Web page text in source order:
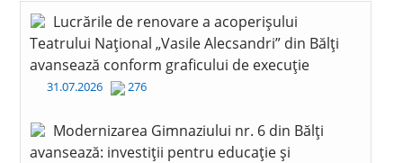
Lucrările de renovare a acoperișului
Teatrului Național „Vasile Alecsandri” din Bălți
avansează conform graficului de execuție
31.07.2026 276
Modernizarea Gimnaziului nr. 6 din Bălți
avansează: investiții pentru educație și